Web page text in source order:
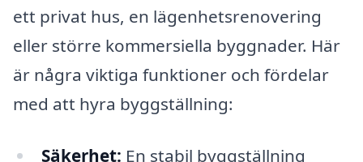
ett privat hus, en lägenhetsrenovering
eller större kommersiella byggnader. Här
är några viktiga funktioner och fördelar
med att hyra byggställning:
Säkerhet: En stabil byggställning